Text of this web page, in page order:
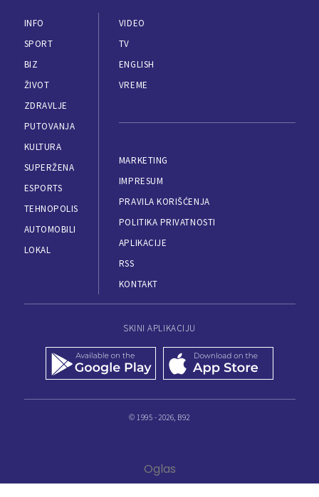
INFO
SPORT
BIZ
ŽIVOT
ZDRAVLJE
PUTOVANJA
KULTURA
SUPERŽENA
ESPORTS
TEHNOPOLIS
AUTOMOBILI
LOKAL
VIDEO
TV
ENGLISH
VREME
MARKETING
IMPRESUM
PRAVILA KORIŠĆENJA
POLITIKA PRIVATNOSTI
APLIKACIJE
RSS
KONTAKT
SKINI APLIKACIJU
© 1995 - 2026, B92